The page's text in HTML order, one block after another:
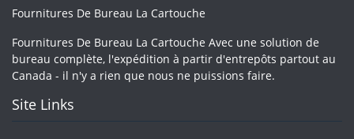
Fournitures De Bureau La Cartouche
Fournitures De Bureau La Cartouche Avec une solution de
bureau complète, l'expédition à partir d'entrepôts partout au
Canada - il n'y a rien que nous ne puissions faire.
Site Links